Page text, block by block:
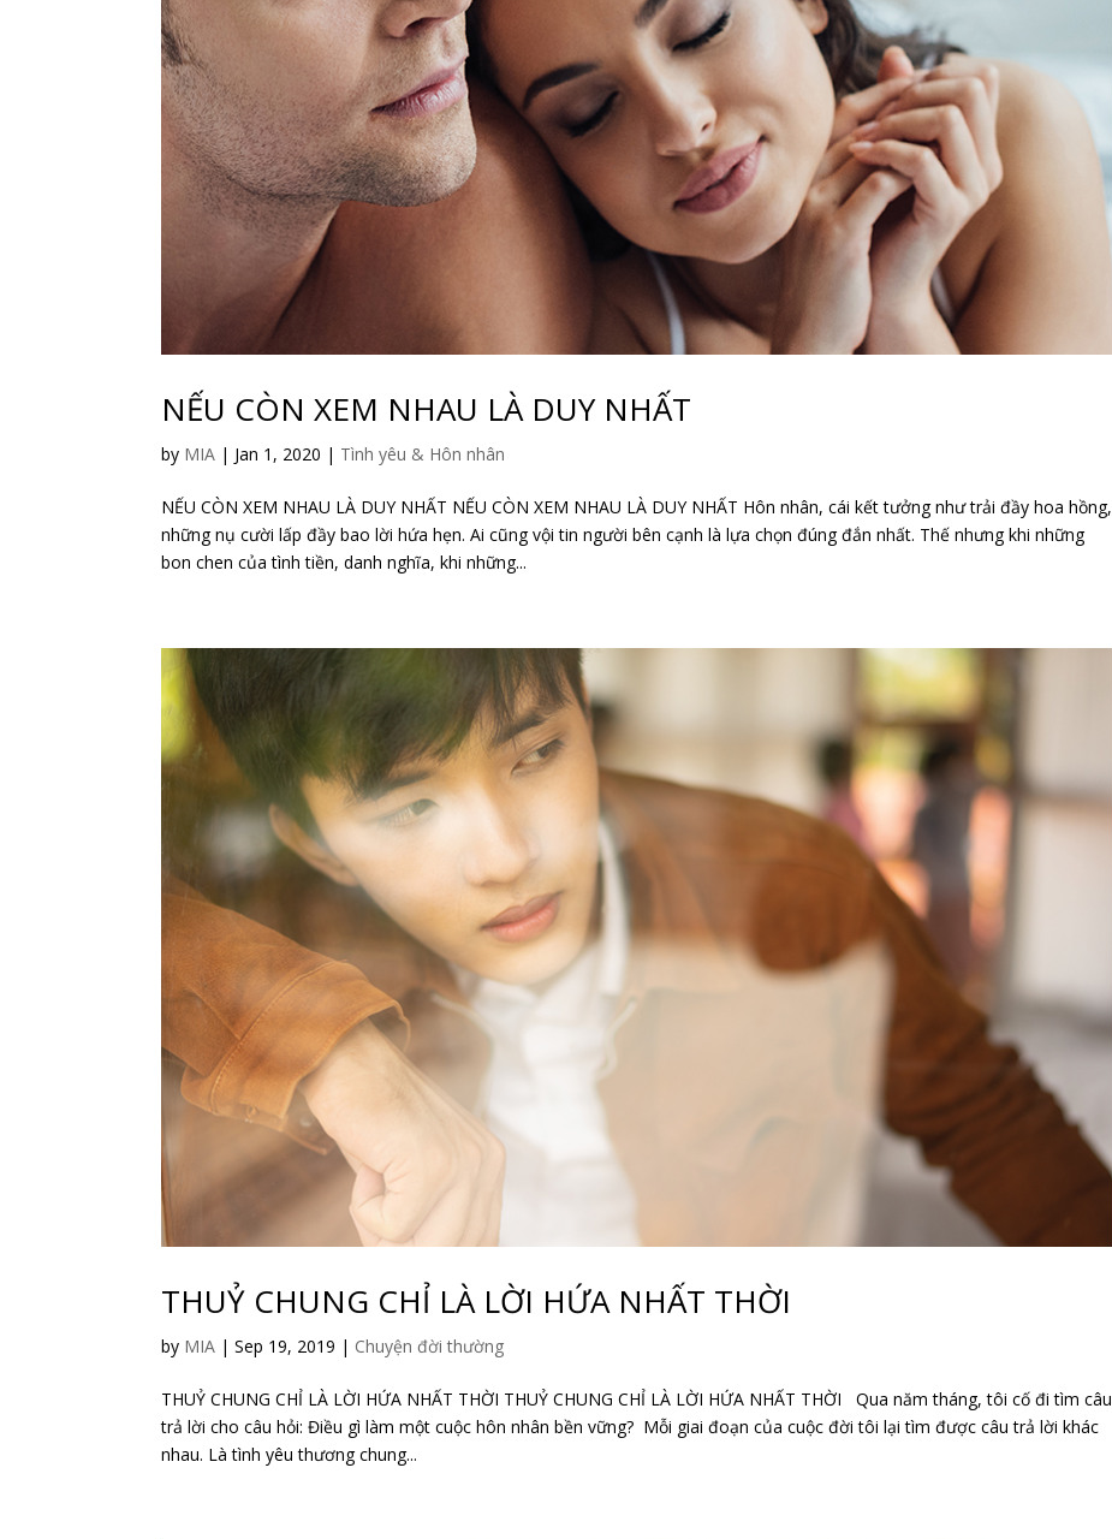
NẾU CÒN XEM NHAU LÀ DUY NHẤT
by MIA | Jan 1, 2020 | Tình yêu & Hôn nhân
NẾU CÒN XEM NHAU LÀ DUY NHẤT NẾU CÒN XEM NHAU LÀ DUY NHẤT Hôn nhân, cái kết tưởng như trải đầy hoa hồng,
những nụ cười lấp đầy bao lời hứa hẹn. Ai cũng vội tin người bên cạnh là lựa chọn đúng đắn nhất. Thế nhưng khi những
bon chen của tình tiền, danh nghĩa, khi những...
THUỶ CHUNG CHỈ LÀ LỜI HỨA NHẤT THỜI
by MIA |Sep 19, 2019 | Chuyện đời thường
THUỶ CHUNG CHỈ LÀ LỜI HỨA NHẤT THỜI THUỶ CHUNG CHỈ LÀ LỜI HỨA NHẤT THỜI Qua năm tháng, tôi cố đi tìm câu
trả lời cho câu hỏi: Điều gì làm một cuộc hôn nhân bền vững? Mỗi giai đoạn của cuộc đời tôi lại tìm được câu trả lời khác
nhau. Là tình yêu thương chung...